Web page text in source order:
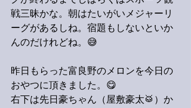
戦三昧かな。朝はたいがいメジャーリ
ーグがあるしね。宿題もしないといか
んのだけれどね。😅
昨日もらった富良野のメロンを今日の
おやつに頂きました。😋
右下は先日豪ちゃん（屋敷豪太🥁）か